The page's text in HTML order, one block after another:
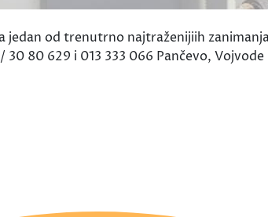
jedan od trenutrno najtraženijiih
80 629 i 013 333 066 Pančevo,